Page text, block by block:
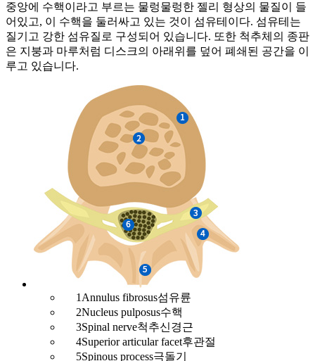
중앙에 수핵이라고 부르는 물렁물렁한 젤리 형상의 물질이 들
어있고, 이 수핵을 둘러싸고 있는 것이 섬유테이다. 섬유테는
질기고 강한 섬유질로 구성되어 있습니다. 또한 척추체의 종판
은 지붕과 마루처럼 디스크의 아래위를 덮어 폐쇄된 공간을 이
루고 있습니다.
1 Annulus fibrosus섬유륜
2Nucleus pulposus수핵
3Spinal nerve척추신경근
4Superior articular facet후관절
5Spinous process극돌기